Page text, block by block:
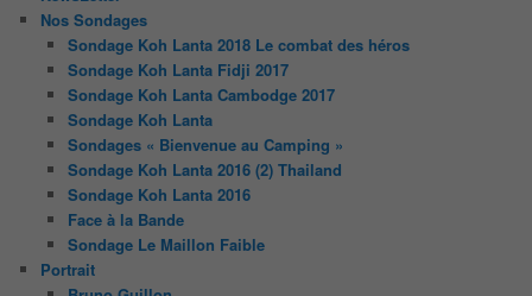
Nos Sondages
Sondage Koh Lanta 2018 Le combat des héros
Sondage Koh Lanta Fidji 2017
Sondage Koh Lanta Cambodge 2017
Sondage Koh Lanta
Sondages « Bienvenue au Camping »
Sondage Koh Lanta 2016 (2) Thailand
Sondage Koh Lanta 2016
Face à la Bande
Sondage Le Maillon Faible
Portrait